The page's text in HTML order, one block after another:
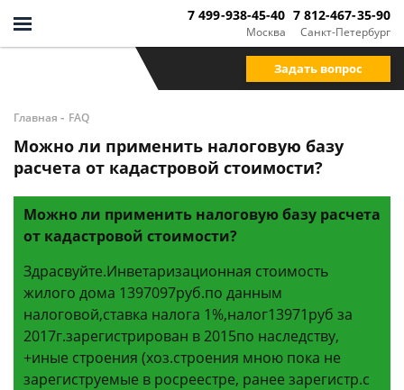
Москва
7 499-938-45-40
Санкт-Петербург
7 812-467-35-90
Задать вопрос
Главная - FAQ
Можно ли применить налоговую базу
расчета от кадастровой стоимости?
Можно ли применить налоговую базу расчета
от кадастровой стоимости?
Здрасвуйте.Инветаризационная стоимость
жилого дома 1397097руб.по данным
налоговой,ставка налога 1%,налог13971руб за
2017г.зарегистрирован в 2015по наследству,
+иные строения (хоз.строения мною пока не
зарегиструемые в росреестре, ранее зарегистр.с